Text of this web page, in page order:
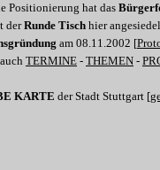
Positionierung hat das
derRunde Tisch hier
am 08.11.2002 [
TERMINE - THEMEN -
KARTE der Stadt Stuttgart [